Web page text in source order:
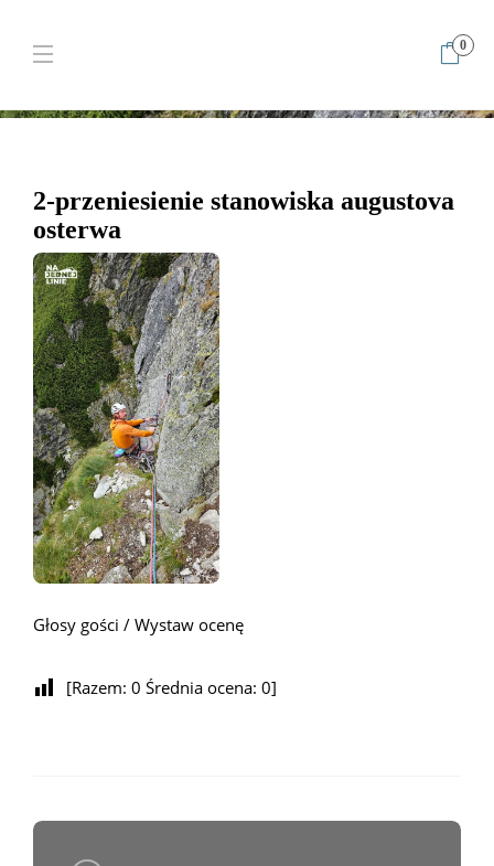
0
2-przeniesienie stanowiska augustova
osterwa
Głosy gości / Wystaw ocenę
[Razem: 0 Średnia ocena: 0]